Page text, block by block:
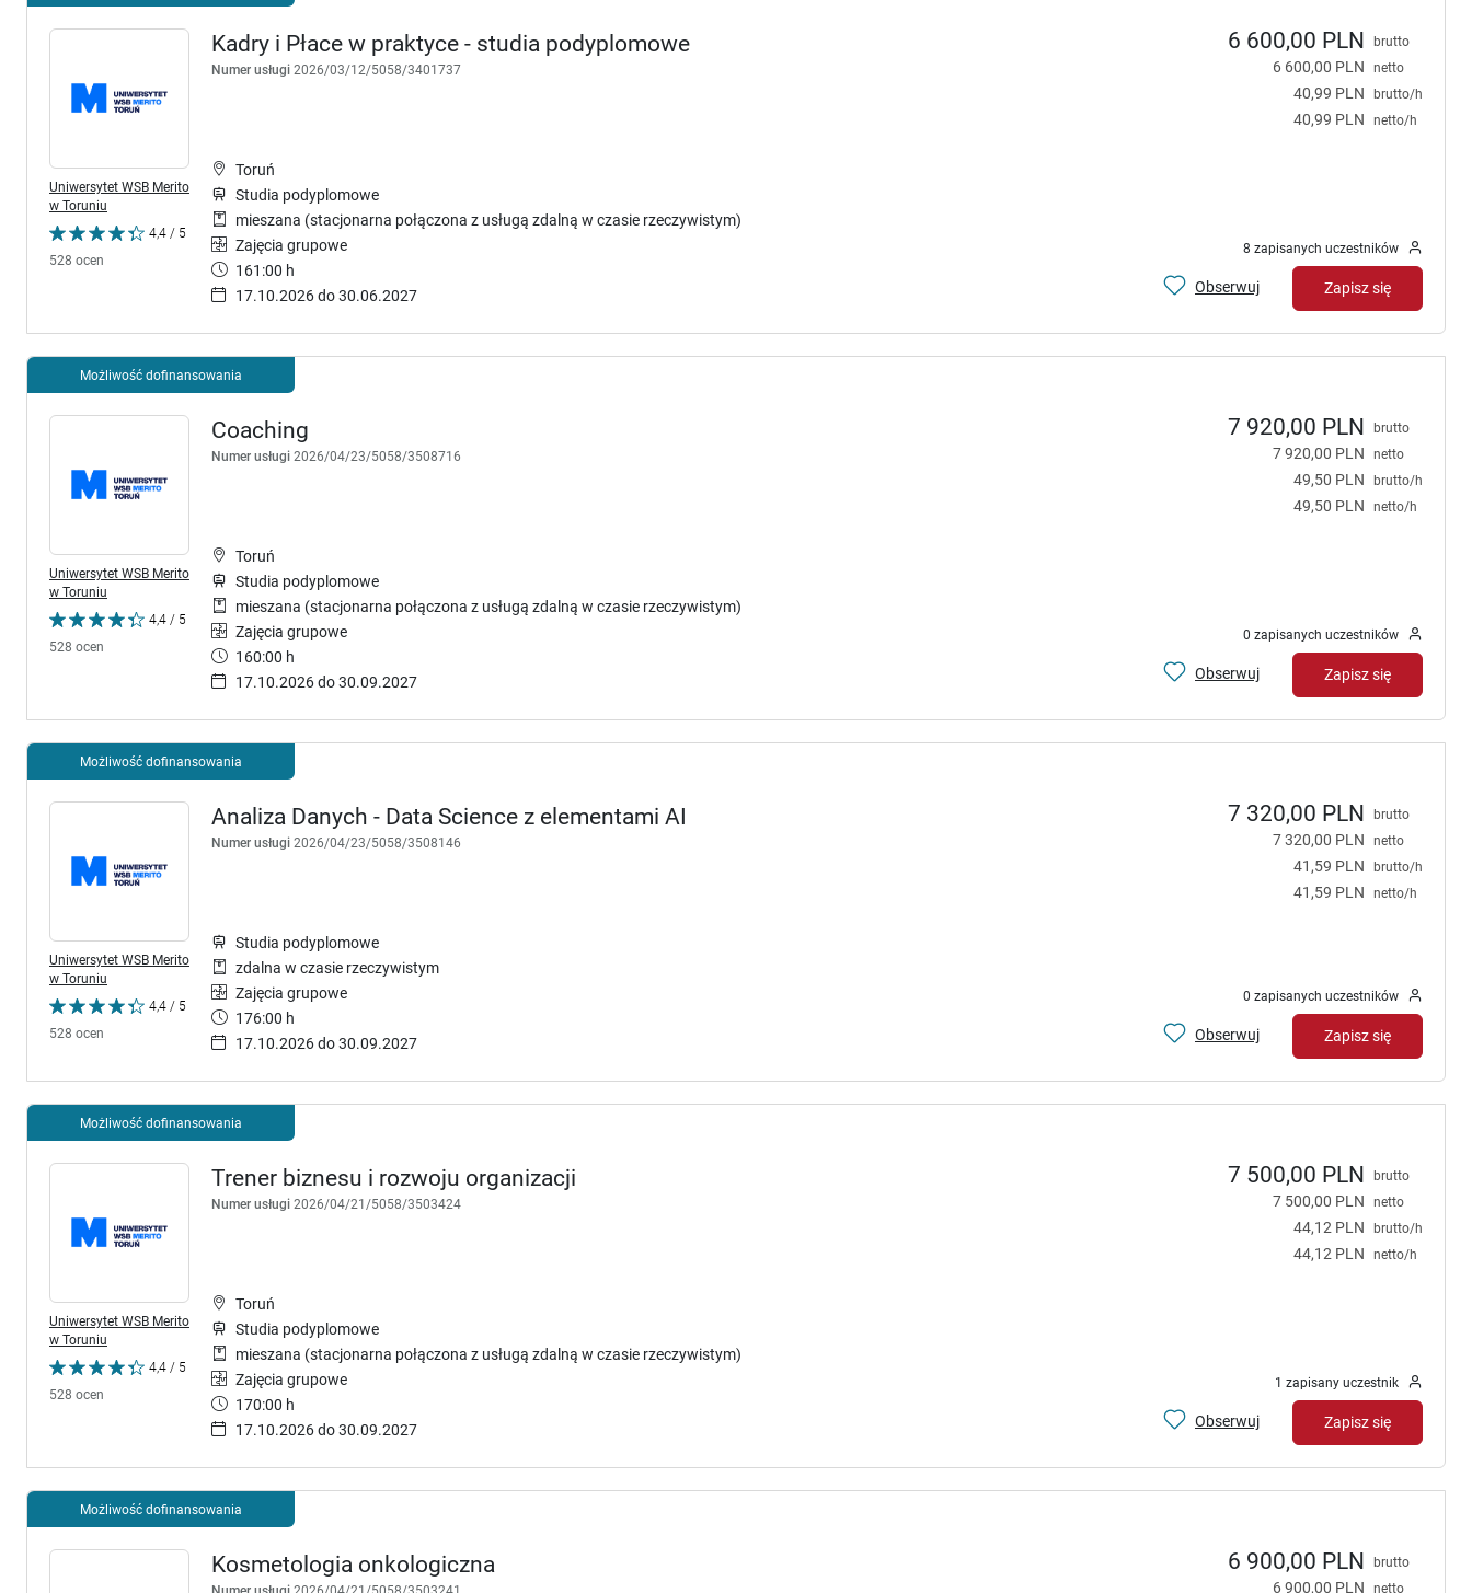
Kadry i Płace w praktyce - studia podyplomowe
Numer usługi 2026/03/12/5058/3401737
Uniwersytet WSB Merito
w Toruniu
4,4 / 5
528 ocen
6 600,00 PLN brutto
6 600,00 PLN netto
40,99 PLN brutto/h
40,99 PLN netto/h
Toruń
Studia podyplomowe
mieszana (stacjonarna połączona z usługą zdalną w czasie rzeczywistym)
Zajęcia grupowe
161:00 h
17.10.2026 do 30.06.2027
8 zapisanych uczestników
Obserwuj Zapisz się
Możliwość dofinansowania
Coaching
Numer usługi 2026/04/23/5058/3508716
Uniwersytet WSB Merito
w Toruniu
4,4 / 5
528 ocen
7 920,00 PLN brutto
7 920,00 PLN netto
49,50 PLN brutto/h
49,50 PLN netto/h
Toruń
Studia podyplomowe
mieszana (stacjonarna połączona z usługą zdalną w czasie rzeczywistym)
Zajęcia grupowe
160:00 h
17.10.2026 do 30.09.2027
0 zapisanych uczestników
Obserwuj Zapisz się
Możliwość dofinansowania
Analiza Danych - Data Science z elementami AI
Numer usługi 2026/04/23/5058/3508146
Uniwersytet WSB Merito
w Toruniu
4,4 / 5
528 ocen
7 320,00 PLN brutto
7 320,00 PLN netto
41,59 PLN brutto/h
41,59 PLN netto/h
Studia podyplomowe
zdalna w czasie rzeczywistym
Zajęcia grupowe
176:00 h
17.10.2026 do 30.09.2027
0 zapisanych uczestników
Obserwuj Zapisz się
Możliwość dofinansowania
Trener biznesu i rozwoju organizacji
Numer usługi 2026/04/21/5058/3503424
Uniwersytet WSB Merito
w Toruniu
4,4 / 5
528 ocen
7 500,00 PLN brutto
7 500,00 PLN netto
44,12 PLN brutto/h
44,12 PLN netto/h
Toruń
Studia podyplomowe
mieszana (stacjonarna połączona z usługą zdalną w czasie rzeczywistym)
Zajęcia grupowe
170:00 h
17.10.2026 do 30.09.2027
1 zapisany uczestnik
Obserwuj Zapisz się
Możliwość dofinansowania
Kosmetologia onkologiczna 6 900,00 PLN brutto
6 900,00 PLN netto